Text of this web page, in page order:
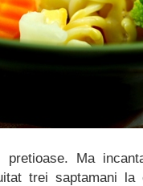
pretioase. Ma
trei saptamani